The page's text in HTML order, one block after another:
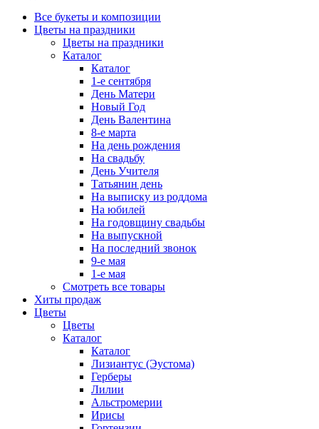
Все букеты и композиции
Цветы на праздники
Цветы на праздники
Каталог
Каталог
1-е сентября
День Матери
Новый Год
День Валентина
8-е марта
На день рождения
На свадьбу
День Учителя
Татьянин день
На выписку из роддома
На юбилей
На годовщину свадьбы
На выпускной
На последний звонок
9-е мая
1-е мая
Смотреть все товары
Хиты продаж
Цветы
Цветы
Каталог
Каталог
Лизиантус (Эустома)
Герберы
Лилии
Альстромерии
Ирисы